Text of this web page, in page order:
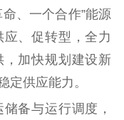
文化传承
文化产业
紫艺舞台
、一个合作”能源
、促转型，全力
，加快规划建设新
定供应能力。
备与运行调度，